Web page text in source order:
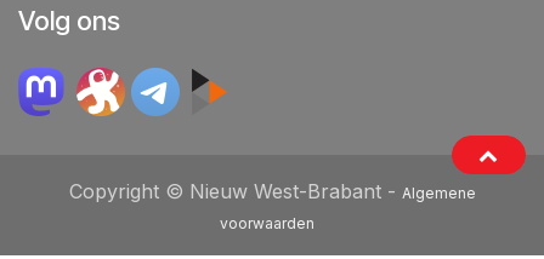
Volg ons
Copyright © Nieuw West-Brabant - Algemene
voorwaarden